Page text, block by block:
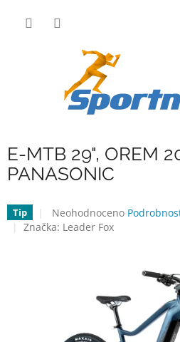
E-MTB 29", OREM
PANASONIC
Tip
Průměrné
hodnocení
hvězdiček.
Neohodnoceno
Značka: Leader Fox